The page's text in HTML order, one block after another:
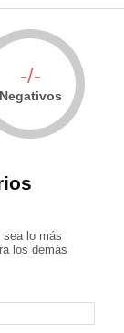
-/-
Negativos
sea lo más
los demás